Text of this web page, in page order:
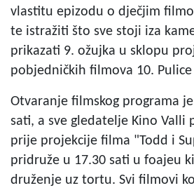
vlastitu epizodu o dječjim
te istražiti što sve stoji iza
prikazati 9. ožujka u sklopu
pobjedničkih filmova 10.
Otvaranje filmskog programa
sati, a sve gledatelje Kino Valli
prije projekcije filma "Todd i
pridruže u 17.30 sati u foajeu
druženje uz tortu. Svi filmovi